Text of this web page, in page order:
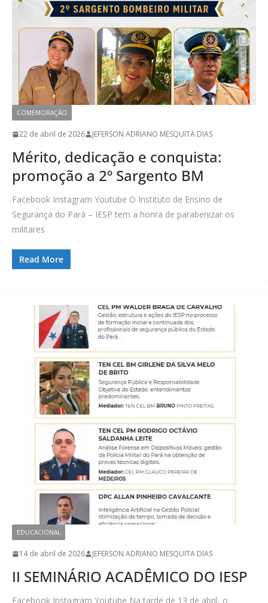
COMEMORAÇÃO
22 de abril de 2026 JEFERSON ADRIANO MESQUITA DIAS
Mérito, dedicação e conquista:
promoção a 2º Sargento BM
Facebook Instagram Youtube O Instituto de Ensino de
Segurança do Pará – IESP tem a honra de parabenizar os
militares
Read More
EDUCACIONAL
14 de abril de 2026 JEFERSON ADRIANO MESQUITA DIAS
II SEMINÁRIO ACADÊMICO DO IESP
Facebook Instagram Youtube Na tarde de 13 de abril, o